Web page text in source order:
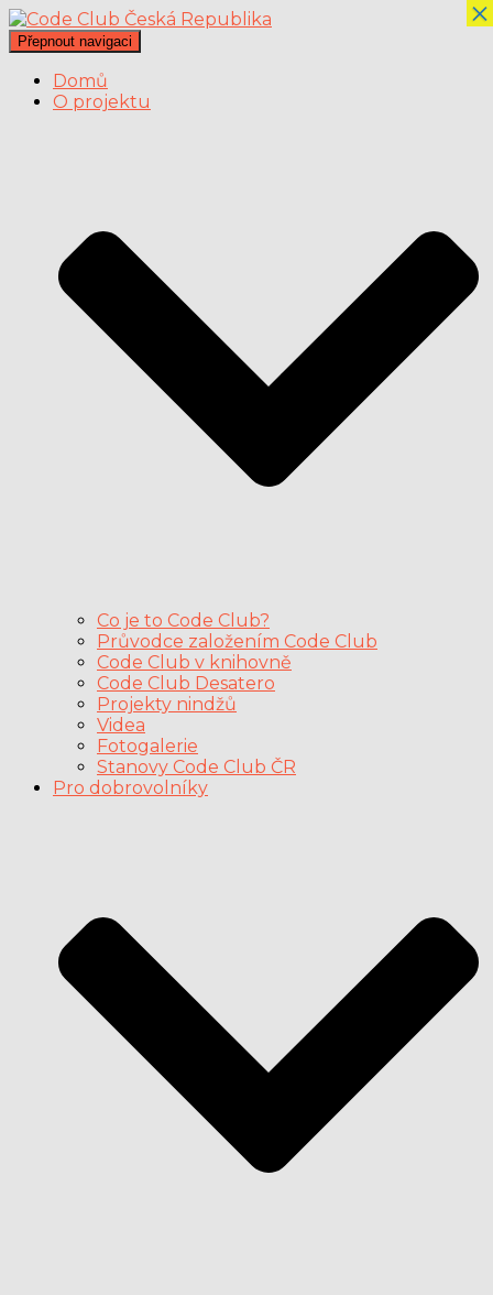
Přepnout navigaci
Domů
O projektu
Co je to Code Club?
Průvodce založením Code Club
Code Club v knihovně
Code Club Desatero
Projekty nindžů
Videa
Fotogalerie
Stanovy Code Club ČR
Pro dobrovolníky
×